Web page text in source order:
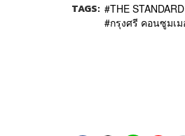
TAGS: THE
กรุงศรี คอนซูมเม